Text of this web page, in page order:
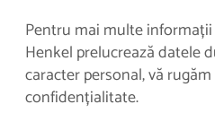
Pentru mai multe
Henkel prelucrează datele
caracter personal, vă
confidențialitate.